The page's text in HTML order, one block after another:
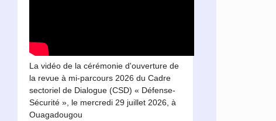
La vidéo de la cérémonie d'ouverture de
la revue à mi-parcours 2026 du Cadre
sectoriel de Dialogue (CSD) « Défense-
Sécurité », le mercredi 29 juillet 2026, à
Ouagadougou